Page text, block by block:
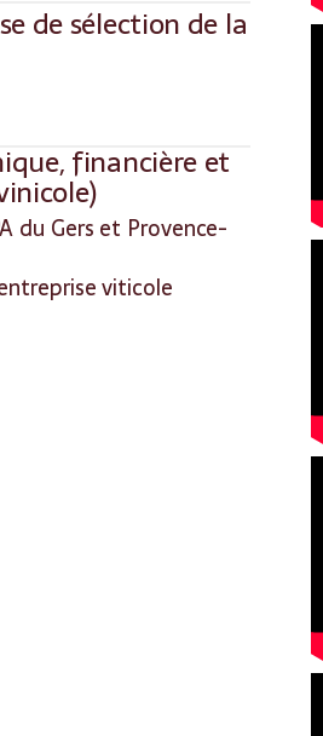
de sélection de la
financière et
du Gers et Provence-
viticole